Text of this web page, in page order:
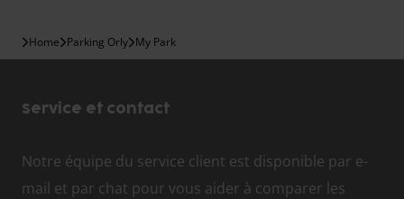
Home Parking Orly My Park
Service et contact
Notre équipe du service client est disponible par e-
mail et par chat pour vous aider à comparer les